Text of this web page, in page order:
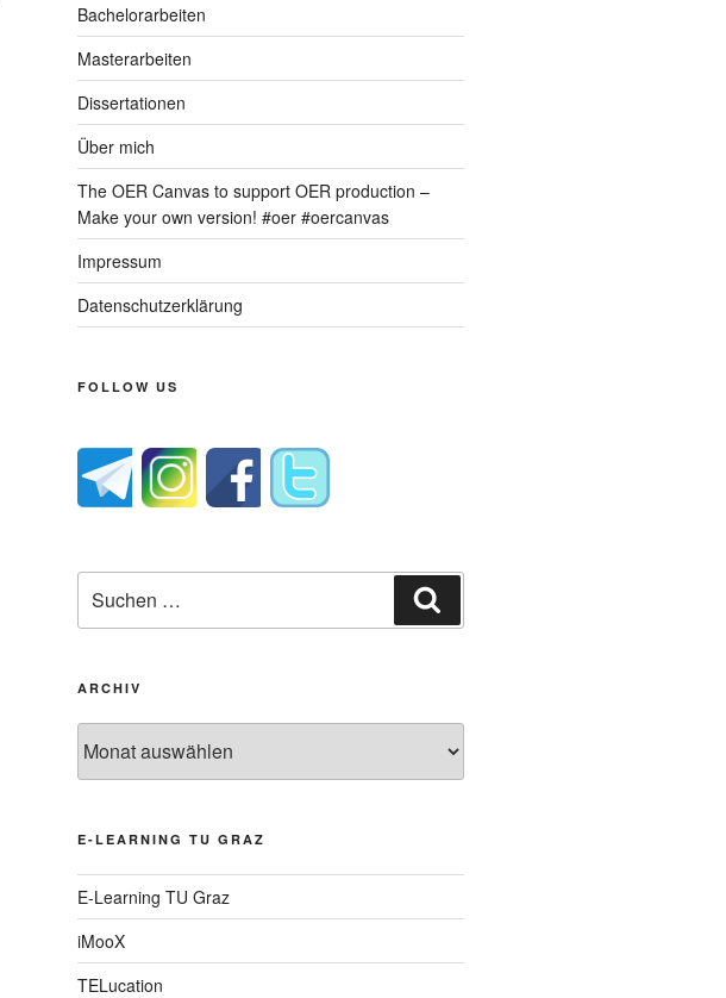
Bachelorarbeiten
Masterarbeiten
Dissertationen
Über mich
The OER Canvas to support OER production –
Make your own version! #oer #oercanvas
Impressum
Datenschutzerklärung
FOLLOW US
nach:
ARCHIV
E-LEARNING TU GRAZ
E-Learning TU Graz
iMooX
TELucation